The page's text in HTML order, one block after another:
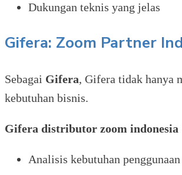
Dukungan teknis yang jelas
Gifera: Zoom Partner
Sebagai Gifera, Gifera tidak hanya
kebutuhan bisnis.
Gifera distributor zoom indonesia
Analisis kebutuhan